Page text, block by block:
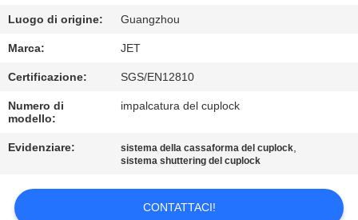
QUALITÀ
CONTATTACI
RICHIEDA
UNA
CITAZIONE
Luogo di origine: Guangzhou
Marca: JET
Certificazione: SGS/EN12810
Numero di
modello:
impalcatura del cuplock
Evidenziare: sistema della cassaforma del cuplock,
sistema shuttering del cuplock
CONTATTACI!